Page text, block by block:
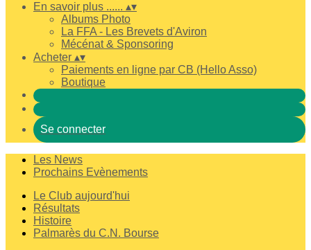
En savoir plus ...... ▴▾
Albums Photo
La FFA - Les Brevets d'Aviron
Mécénat & Sponsoring
Acheter ▴▾
Paiements en ligne par CB (Hello Asso)
Boutique
Se connecter
Les News
Prochains Evènements
Le Club aujourd'hui
Résultats
Histoire
Palmarès du C.N. Bourse